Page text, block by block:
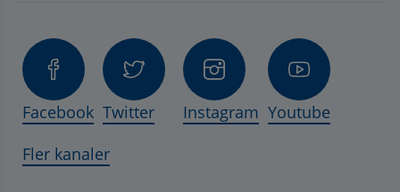
Facebook Twitter Instagram Youtube
Fler kanaler